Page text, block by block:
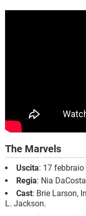
The Marvels
Uscita: 17 febbraio
Regia: Nia
Cast: Brie Larson,
L. Jackson.